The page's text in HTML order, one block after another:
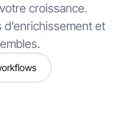
croissance.
et